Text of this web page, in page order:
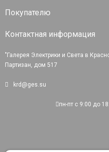
Покупателю
Контактная информация
"Галерея Электрики и Света в
Партизан, дом 517
krd@ges.su
пн-пт с 9:00 до